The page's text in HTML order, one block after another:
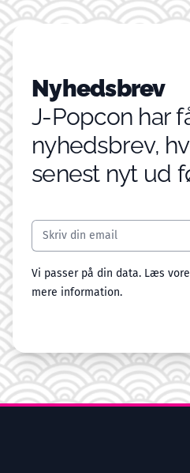
Nyhedsbrev
J-Popcon har
nyhedsbrev,
senest nyt ud
Email addresse
Vi passer på din data. Læs
mere information.